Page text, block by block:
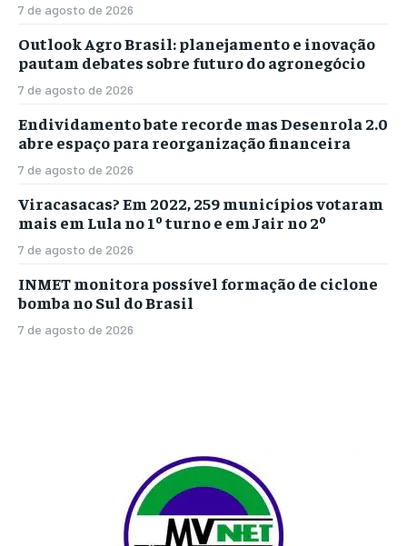
7 de agosto de 2026
Outlook Agro Brasil: planejamento e inovação
pautam debates sobre futuro do agronegócio
7 de agosto de 2026
Endividamento bate recorde mas Desenrola 2.0
abre espaço para reorganização financeira
7 de agosto de 2026
Viracasacas? Em 2022, 259 municípios votaram
mais em Lula no 1º turno e em Jair no 2º
7 de agosto de 2026
INMET monitora possível formação de ciclone
bomba no Sul do Brasil
7 de agosto de 2026